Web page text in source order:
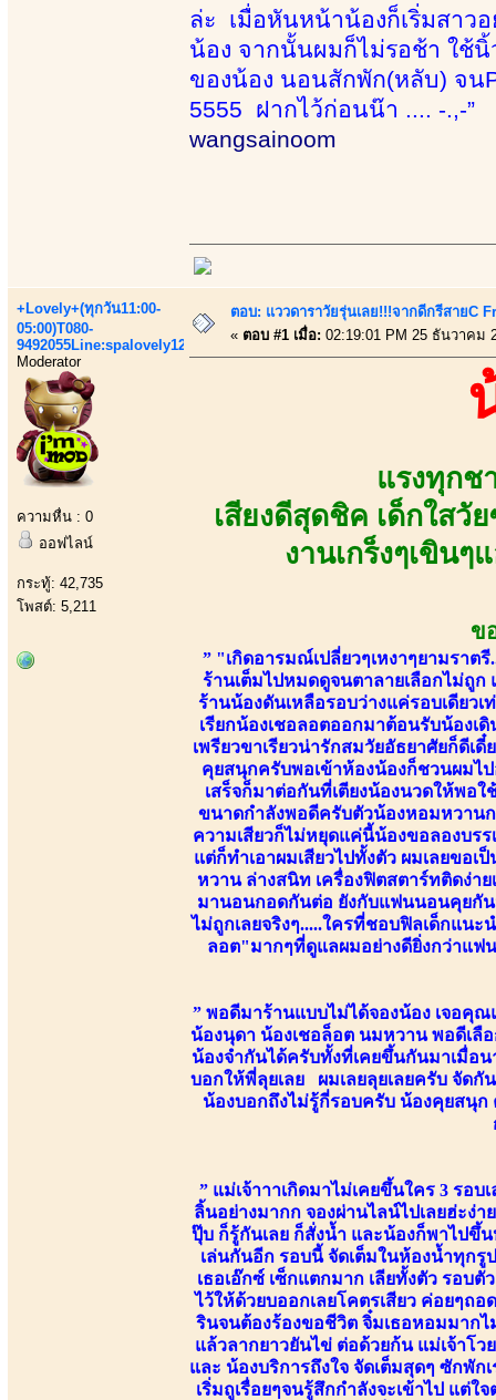
ล่ะ เมื่อหันหน้าน้องก็เริ่มสาว
น้อง จากนั้นผมก็ไม่รอช้า ใช้
ของน้อง นอนสักพัก(หลับ) จน
5555 ฝากไว้ก่อนน๊า .... -.,-”
wangsainoom
+Lovely+(ทุกวัน11:00-
05:00)T080-
9492055Line:spalovely123
Moderator
ความหื่น : 0
ออฟไลน์
กระทู้: 42,735
โพสต์: 5,211
ตอบ: แววดาราวัยรุ่นเลย!!!จากดีกรีสายC
« ตอบ #1 เมื่อ: 02:19:01 PM 25 ธันวาคม
แรงทุกช
เสียงดีสุดชิค เด็กใสวั
งานเกร็งๆเขิน
ข
” "เกิดอารมณ์เปลี่ยวๆเหงาๆยามรา
ร้านเต็มไปหมดดูจนตาลายเลือกไม่ถู
ร้านน้องดันเหลือรอบว่างแค่รอบเดียว
เรียกน้องเชอลอตออกมาต้อนรับน้องเ
เพรียวขาเรียวน่ารักสมวัยอัธยาศัยก็ดี
คุยสนุกครับพอเข้าห้องน้องก็ชวนผมไ
เสร็จก็มาต่อกันที่เตียงน้องนวดให้พอ
ขนาดกำลังพอดีครับตัวน้องหอมหวาน
ความเสียวก็ไม่หยุดแค่นี้น้องขอลองบรร
แต่ก็ทำเอาผมเสียวไปทั้งตัว ผมเลยขอ
หวาน ล่างสนิท เครื่องฟิตสตาร์ทติดง่า
มานอนกอดกันต่อ ยังกับแฟนนอนคุยกัน
ไม่ถูกเลยจริงๆ.....ใครที่ชอบฟิลเด็กแน
ลอต"มากๆที่ดูแลผมอย่างดียิ่งกว่าแฟ
” พอดีมาร้านแบบไม่ได้จองน้อง เจอคุ
น้องนุดา น้องเชอล็อต นมหวาน พอดีเลื
น้องจำกันได้ครับทั้งที่เคยขึ้นกันมาเมื่อ
บอกให้พี่ลุยเลย ผมเลยลุยเลยครับ จัด
น้องบอกถึงไม่รู้กี่รอบครับ น้องคุยสนุ
” แม่เจ้าาาเกิดมาไม่เคยขึ้นใคร 3 รอ
ลิ้นอย่างมากก จองผ่านไลน์ไปเลยฮ่ะง่
ปุ๊บ ก็รู้กันเลย ก็สั่งน้ำ และน้องก็พาไปขึ้
เล่นกันอีก รอบนี้ จัดเต็มในห้องน้ำทุกรู
เธอเอ๊กซ์ เซ็กแตกมาก เลียทั้งตัว รอ
ไว้ให้ด้วยบออกเลยโคตรเสียว ค่อยๆถ
รินจนต้องร้องขอชีวิต จิ๋มเธอหอมมาก
แล้วลากยาวยันไข่ ต่อด้วยก้น แม่เจ้าโ
และ น้องบริการถึงใจ จัดเต็มสุดๆ ซักพัก
เริ่มถูเรื่อยๆจนรู้สึกกำลังจะเข้าไป แต่